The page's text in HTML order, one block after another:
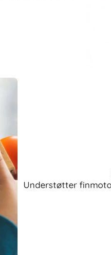
Understøtter